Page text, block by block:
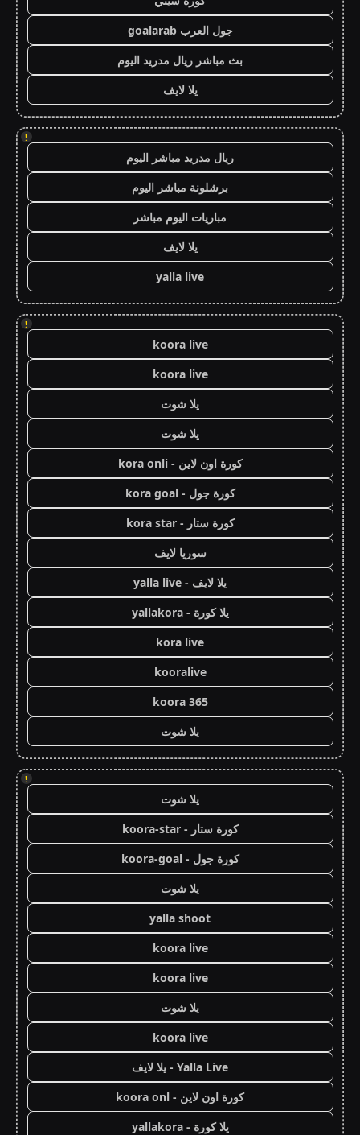
جول العرب goalarab
بث مباشر ريال مدريد اليوم
يلا لايف
!
ريال مدريد مباشر اليوم
برشلونة مباشر اليوم
مباريات اليوم مباشر
يلا لايف
yalla live
!
koora live
koora live
يلا شوت
يلا شوت
كورة اون لاين - kora onli
كورة جول - kora goal
كورة ستار - kora star
سوريا لايف
يلا لايف - yalla live
يلا كورة - yallakora
kora live
kooralive
koora 365
يلا شوت
!
يلا شوت
كورة ستار - koora-star
كورة جول - koora-goal
يلا شوت
yalla shoot
koora live
koora live
يلا شوت
koora live
Yalla Live - يلا لايف
كورة اون لاين - koora onl
يلا كورة - yallakora